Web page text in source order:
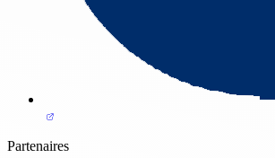
Partenaires